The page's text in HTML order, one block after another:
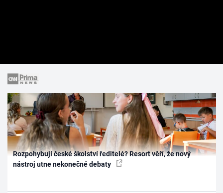
Rozpohybují české školství ředitelé? Resort věří, že nový
nástroj utne nekonečné debaty